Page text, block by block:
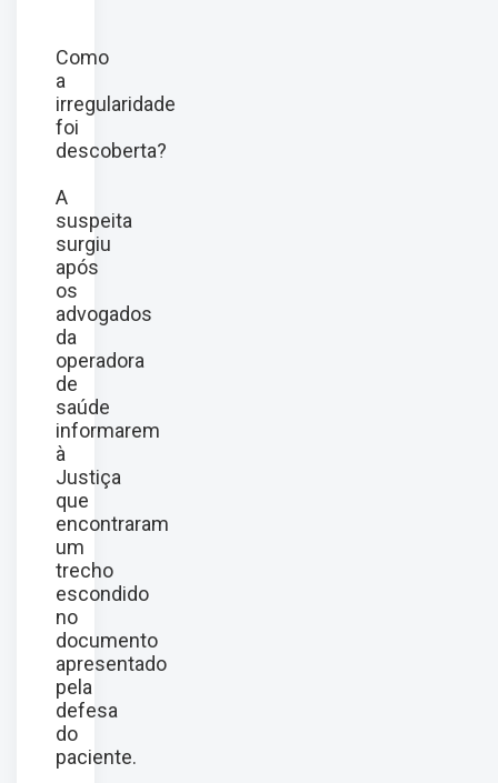
Como
a
irregularidade
foi
descoberta?
A
suspeita
surgiu
após
os
advogados
da
operadora
de
saúde
informarem
à
Justiça
que
encontraram
um
trecho
escondido
no
documento
apresentado
pela
defesa
do
paciente.